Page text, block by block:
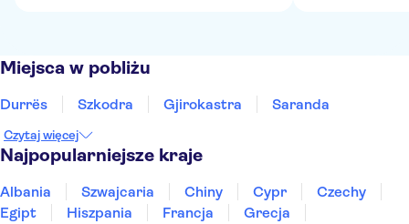
Miejsca w pobliżu
Durrës Szkodra Gjirokastra Saranda
Czytaj więcej
Najpopularniejsze kraje
Albania Szwajcaria Chiny Cypr
Czechy
Egipt
Hiszpania Francja
Grecja